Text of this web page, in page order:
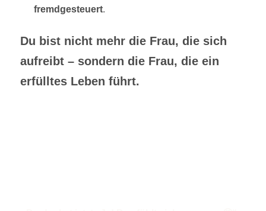
fremdgesteuert.
Du bist nicht mehr die Frau, die sich
aufreibt – sondern die Frau, die ein
erfülltes Leben führt.